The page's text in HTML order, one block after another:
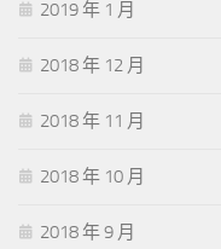
2019 年 1 月
2018 年 12 月
2018 年 11 月
2018 年 10 月
2018 年 9 月